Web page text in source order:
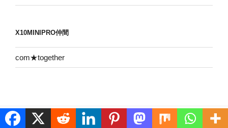
X10MINIPRO仲間
com★together